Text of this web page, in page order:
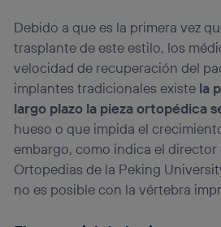
Debido a que es la primera vez
trasplante de este estilo, los
velocidad de recuperación del
implantes tradicionales existe la
largo plazo la pieza ortopédica
hueso o que impida el
embargo, como indica el
Ortopedias de la Peking
no es posible con la vértebra